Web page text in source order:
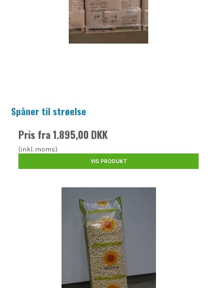
Spåner til strøelse
Pris fra1.895,00 DKK
(inkl. moms)
VIS PRODUKT